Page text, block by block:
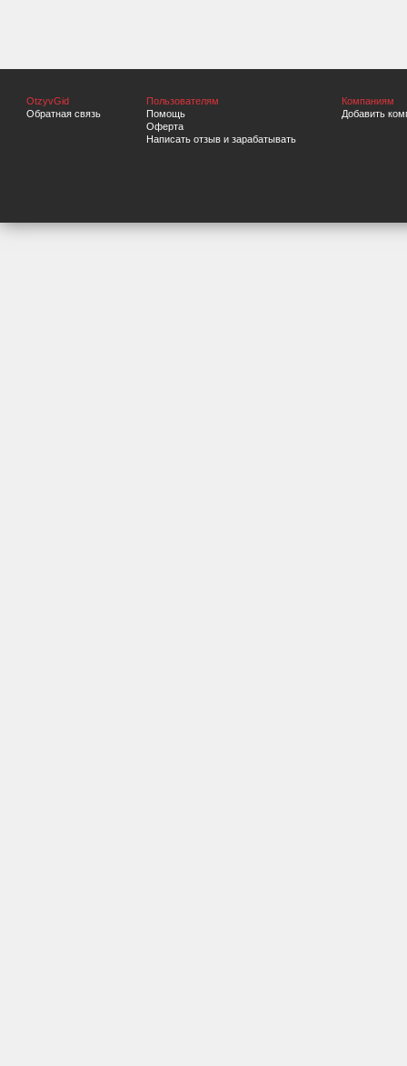
OtzyvGid
Обратная связь
Пользователям
Помощь
Оферта
Написать отзыв и зарабатывать
Компаниям
Добавить